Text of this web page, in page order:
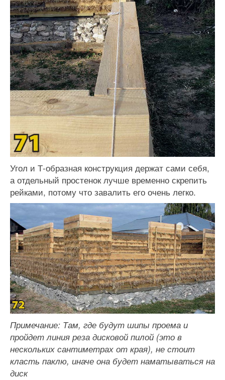
Угол и Т-образная конструкция держат сами себя,
а отдельный простенок лучше временно скрепить
рейками, потому что завалить его очень легко.
Примечание: Там, где будут шипы проема и
пройдет линия реза дисковой пилой (это в
нескольких сантиметрах от края), не стоит
класть паклю, иначе она будет наматываться на
диск